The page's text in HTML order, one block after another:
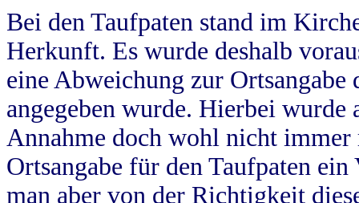
Bei den Taufpaten stand im
Herkunft. Es wurde deshalb
eine Abweichung zur
angegeben wurde. Hierbei wurde
Annahme doch wohl nicht
Ortsangabe für den Taufpaten
man aber von der Richtigkeit